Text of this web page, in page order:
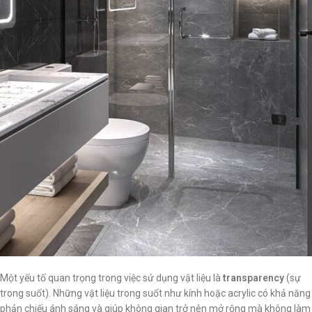
Một yếu tố quan trọng trong việc sử dụng vật liệu là transparency(sự
trong suốt). Những vật liệu trong suốt như kính hoặc acrylic có khả năng
phản chiếu ánh sáng và giúp không gian trở nên mở rộng mà không làm